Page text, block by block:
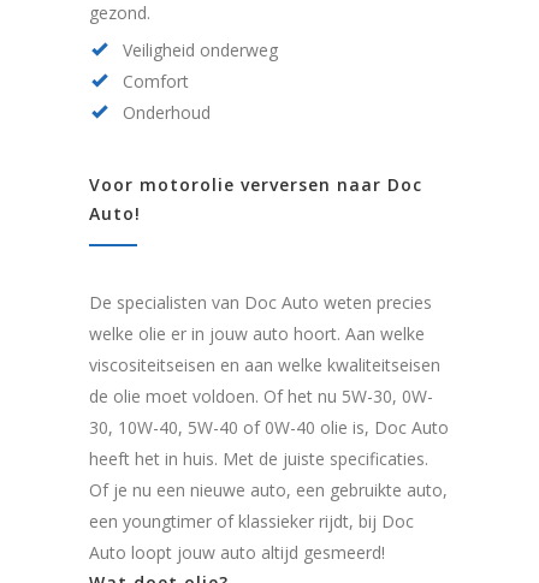
gezond.
Veiligheid onderweg
Comfort
Onderhoud
Voor motorolie verversen naar Doc
Auto!
De specialisten van Doc Auto weten precies
welke olie er in jouw auto hoort. Aan welke
viscositeitseisen en aan welke kwaliteitseisen
de olie moet voldoen. Of het nu 5W-30, 0W-
30, 10W-40, 5W-40 of 0W-40 olie is, Doc Auto
heeft het in huis. Met de juiste specificaties.
Of je nu een nieuwe auto, een gebruikte auto,
een youngtimer of klassieker rijdt, bij Doc
Auto loopt jouw auto altijd gesmeerd!